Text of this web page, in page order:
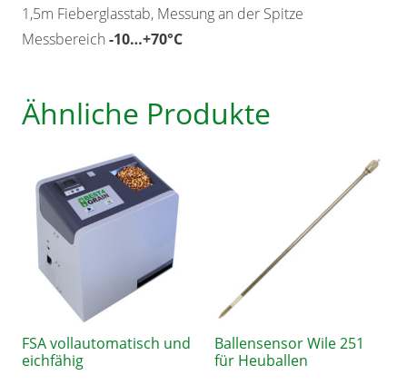
1,5m Fieberglasstab, Messung an der Spitze
Messbereich -10…+70°C
Ähnliche Produkte
FSA vollautomatisch und
eichfähig
Ballensensor Wile 251
für Heuballen